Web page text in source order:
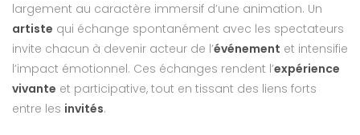
largement au caractère immersif d’une animation. Un
artiste qui échange spontanément avec les spectateurs
invite chacun à devenir acteur de l’événement et intensifie
l’impact émotionnel. Ces échanges rendent l’expérience
vivante et participative, tout en tissant des liens forts
entre les invités.